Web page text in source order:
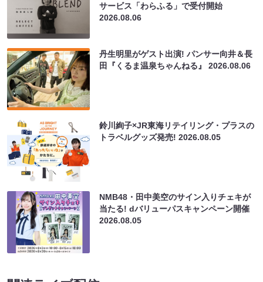
サービス「わらふる」で受付開始
2026.08.06
丹生明里がゲスト出演! パンサー向井＆長
田『くるま温泉ちゃんねる』2026.08.06
鈴川絢子×JR東海リテイリング・プラスの
トラベルグッズ発売!2026.08.05
NMB48・田中美空のサイン入りチェキが
当たる! dバリューパスキャンペーン開催
2026.08.05